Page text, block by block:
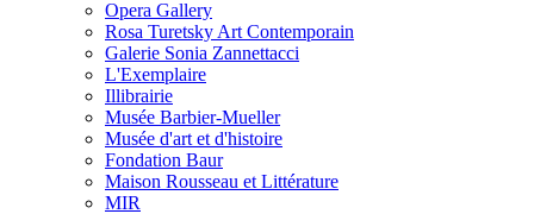
Opera Gallery
Rosa Turetsky Art Contemporain
Galerie Sonia Zannettacci
L'Exemplaire
Illibrairie
Musée Barbier-Mueller
Musée d'art et d'histoire
Fondation Baur
Maison Rousseau et Littérature
MIR